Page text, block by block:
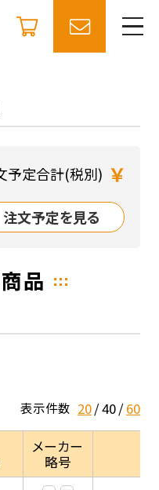
予定合計(税別) ￥
注文予定を見る
品
表示件数 20 40 60
メーカー
略号